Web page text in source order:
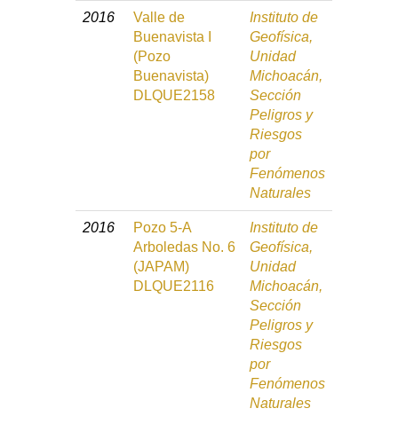
2016
Valle de
Buenavista I
(Pozo
Buenavista)
DLQUE2158
Instituto de
Geofísica,
Unidad
Michoacán,
Sección
Peligros y
Riesgos
por
Fenómenos
Naturales
2016
Pozo 5-A
Arboledas No. 6
(JAPAM)
DLQUE2116
Instituto de
Geofísica,
Unidad
Michoacán,
Sección
Peligros y
Riesgos
por
Fenómenos
Naturales